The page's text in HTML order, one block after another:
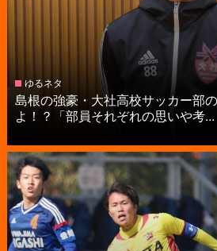
ゆるネタ
島根の強豪・大社高校サッカー部
よ！？「部員それぞれの思いや考...